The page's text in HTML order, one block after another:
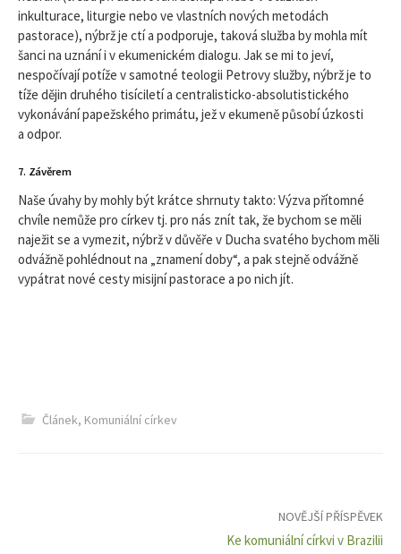
inkulturace, liturgie nebo ve vlastních nových metodách
pastorace), nýbrž je ctí a podporuje, taková služba by mohla mít
šanci na uznání i v ekumenickém dialogu. Jak se mi to jeví,
nespočívají potíže v samotné teologii Petrovy služby, nýbrž je to
tíže dějin druhého tisíciletí a centralisticko-absolutistického
vykonávání papežského primátu, jež v ekumeně působí úzkosti
a odpor.
7. Závěrem
Naše úvahy by mohly být krátce shrnuty takto: Výzva přítomné
chvíle nemůže pro církev tj. pro nás znít tak, že bychom se měli
naježit se a vymezit, nýbrž v důvěře v Ducha svatého bychom měli
odvážně pohlédnout na „znamení doby“, a pak stejně odvážně
vypátrat nové cesty misijní pastorace a po nich jít.
Článek, Komuniální církev
NOVĚJŠÍ PŘÍSPĚVEK
Ke komuniální církvi v Brazilii